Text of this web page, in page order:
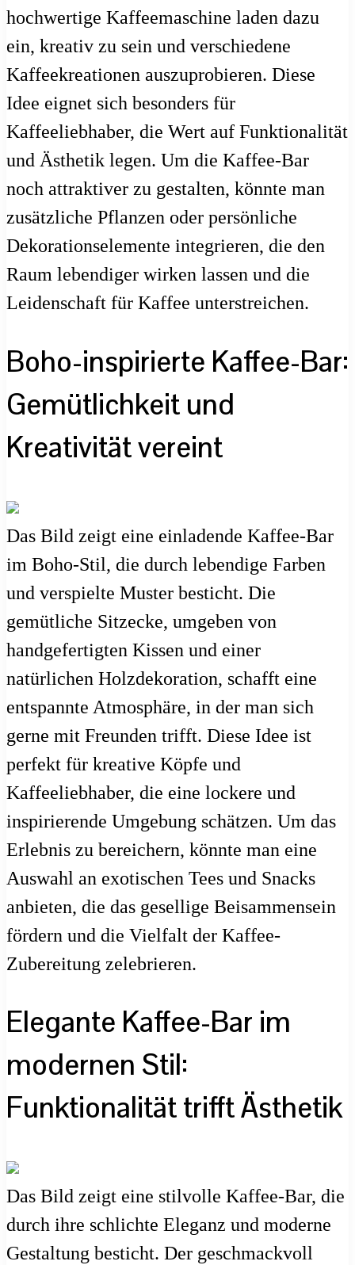
hochwertige Kaffeemaschine laden dazu
ein, kreativ zu sein und verschiedene
Kaffeekreationen auszuprobieren. Diese
Idee eignet sich besonders für
Kaffeeliebhaber, die Wert auf Funktionalität
und Ästhetik legen. Um die Kaffee-Bar
noch attraktiver zu gestalten, könnte man
zusätzliche Pflanzen oder persönliche
Dekorationselemente integrieren, die den
Raum lebendiger wirken lassen und die
Leidenschaft für Kaffee unterstreichen.
Boho-inspirierte Kaffee-Bar:
Gemütlichkeit und
Kreativität vereint
Das Bild zeigt eine einladende Kaffee-Bar
im Boho-Stil, die durch lebendige Farben
und verspielte Muster besticht. Die
gemütliche Sitzecke, umgeben von
handgefertigten Kissen und einer
natürlichen Holzdekoration, schafft eine
entspannte Atmosphäre, in der man sich
gerne mit Freunden trifft. Diese Idee ist
perfekt für kreative Köpfe und
Kaffeeliebhaber, die eine lockere und
inspirierende Umgebung schätzen. Um das
Erlebnis zu bereichern, könnte man eine
Auswahl an exotischen Tees und Snacks
anbieten, die das gesellige Beisammensein
fördern und die Vielfalt der Kaffee-
Zubereitung zelebrieren.
Elegante Kaffee-Bar im
modernen Stil:
Funktionalität trifft Ästhetik
Das Bild zeigt eine stilvolle Kaffee-Bar, die
durch ihre schlichte Eleganz und moderne
Gestaltung besticht. Der geschmackvoll